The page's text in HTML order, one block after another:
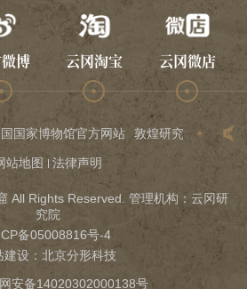
博 云冈淘宝 云冈微店
国家博物馆官方网站 敦煌研究院 龙门石
站地图 法律声明
All Rights Reserved. 管理机构：云冈研
究院
备05008816号-4
建设 ： 北京分形科技
安备14020302000138号